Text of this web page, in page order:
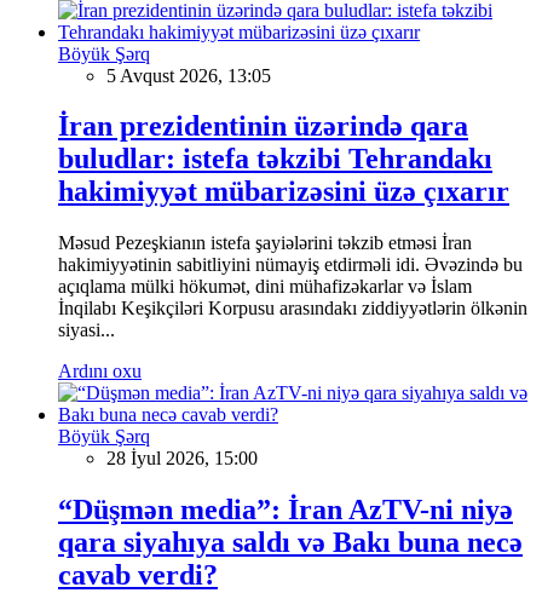
Böyük Şərq
5 Avqust 2026, 13:05
İran prezidentinin üzərində qara
buludlar: istefa təkzibi Tehrandakı
hakimiyyət mübarizəsini üzə çıxarır
Məsud Pezeşkianın istefa şayiələrini təkzib etməsi İran
hakimiyyətinin sabitliyini nümayiş etdirməli idi. Əvəzində bu
açıqlama mülki hökumət, dini mühafizəkarlar və İslam
İnqilabı Keşikçiləri Korpusu arasındakı ziddiyyətlərin ölkənin
siyasi...
Ardını oxu
Böyük Şərq
28 İyul 2026, 15:00
“Düşmən media”: İran AzTV-ni niyə
qara siyahıya saldı və Bakı buna necə
cavab verdi?